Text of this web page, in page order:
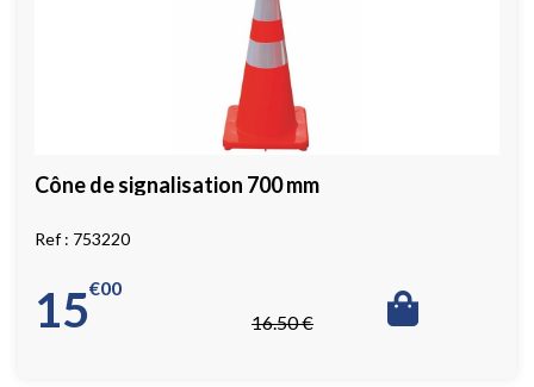
Cône de signalisation 700 mm
753220
16.50€
15 00
€